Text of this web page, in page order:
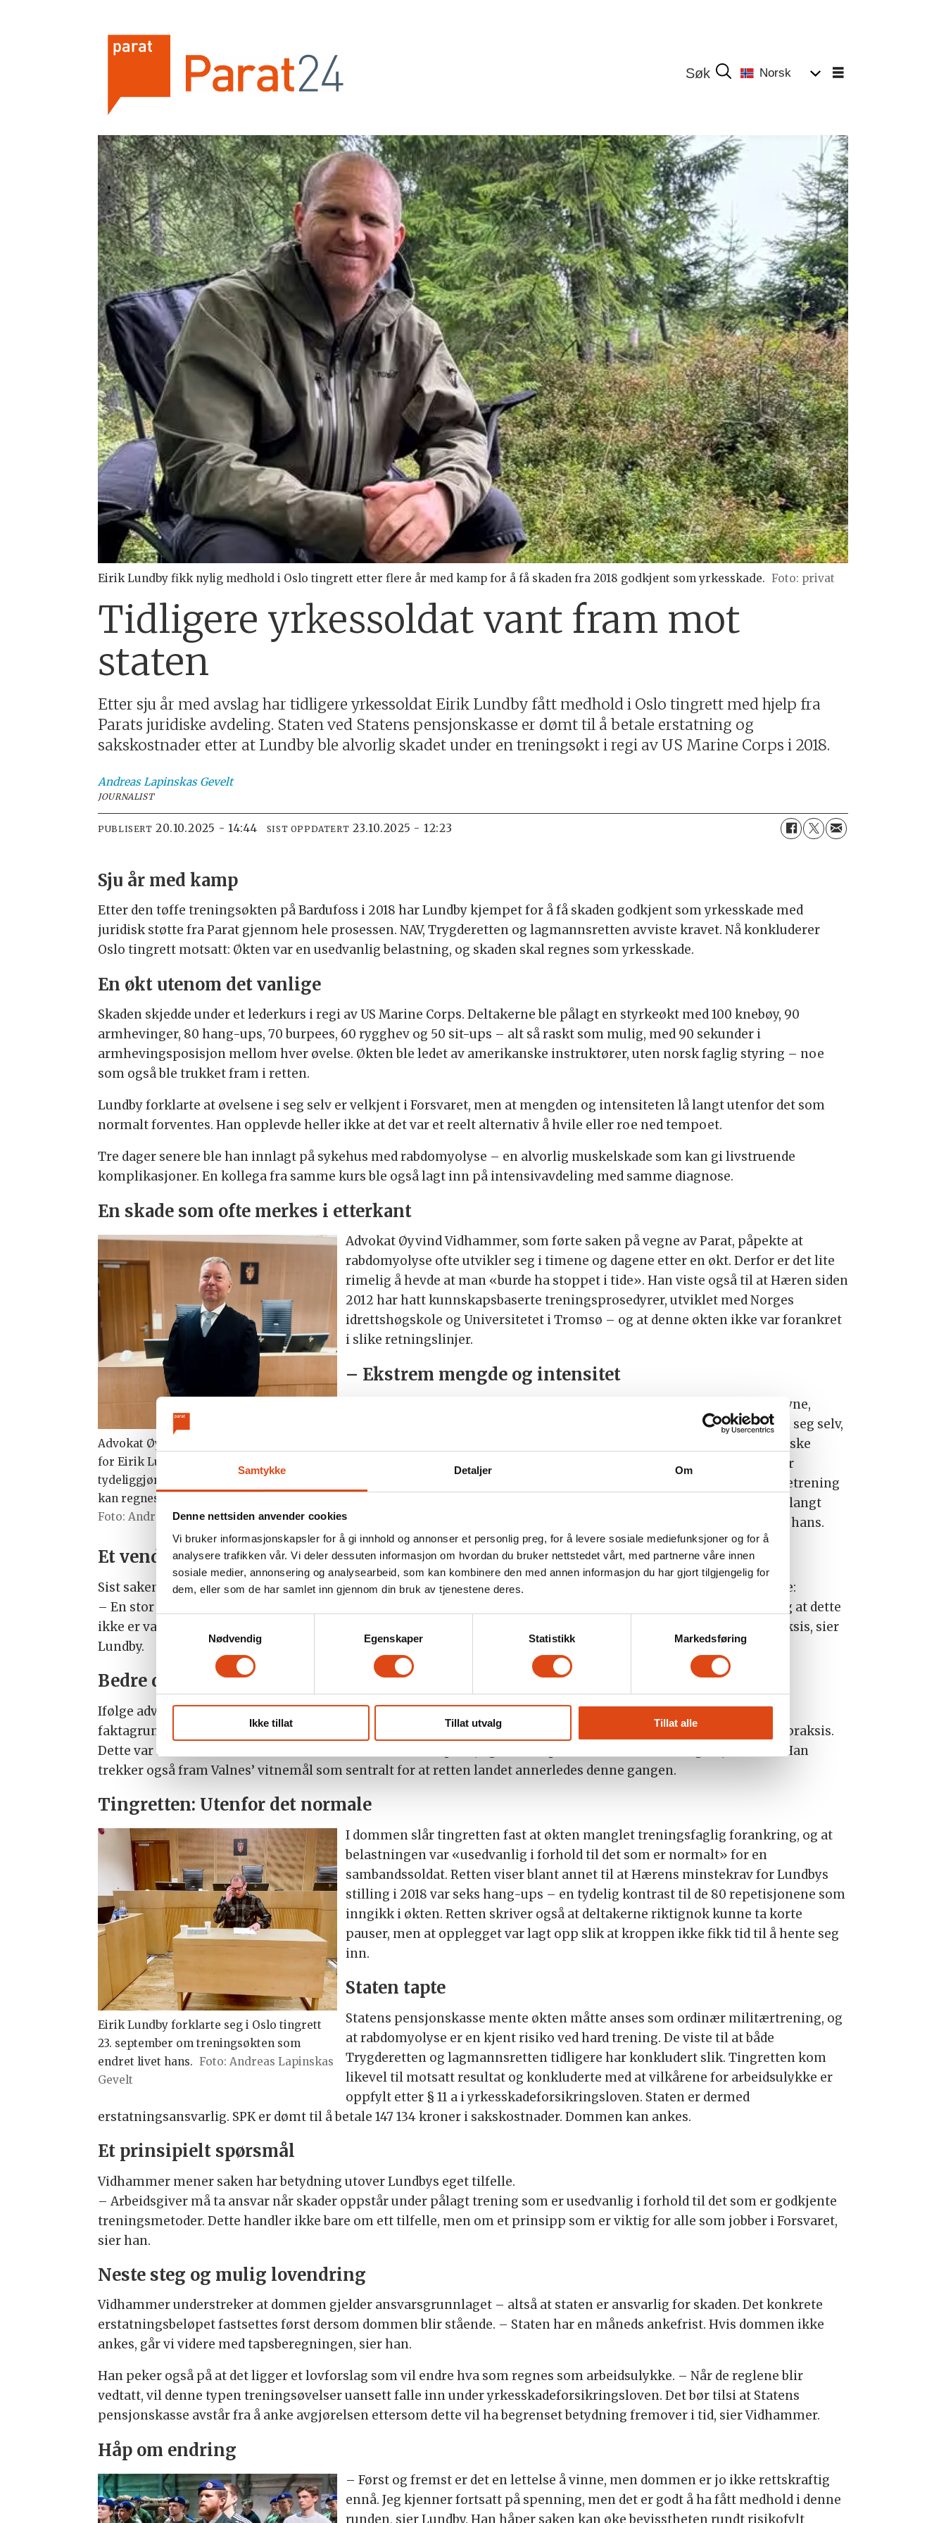
Samtykke Detaljer Om
Denne nettsiden anvender cookies
Vi bruker informasjonskapsler for å gi innhold og annonser et personlig preg, for å levere sosiale mediefunksjoner og for å
analysere trafikken vår. Vi deler dessuten informasjon om hvordan du bruker nettstedet vårt, med partnerne våre innen
sosiale medier, annonsering og analysearbeid, som kan kombinere den med annen informasjon du har gjort tilgjengelig for
dem, eller som de har samlet inn gjennom din bruk av tjenestene deres.
Nødvendig
Egenskaper Statistikk Markedsføring
Ikke tillat Tillat utvalg Tillat alle
Norsk
Eirik Lundby fikk nylig medhold i Oslo tingrett etter flere år med kamp for å få skaden fra 2018 godkjent som yrkesskade. Foto: privat
Tidligere yrkessoldat vant fram mot
staten
Etter sju år med avslag har tidligere yrkessoldat Eirik Lundby fått medhold i Oslo tingrett med hjelp fra
Parats juridiske avdeling. Staten ved Statens pensjonskasse er dømt til å betale erstatning og
sakskostnader etter at Lundby ble alvorlig skadet under en treningsøkt i regi av US Marine Corps i 2018.
Andreas Lapinskas Gevelt
JOURNALIST
PUBLISERT 20.10.2025 - 14:44 SIST OPPDATERT 23.10.2025 - 12:23
Sju år med kamp
Etter den tøffe treningsøkten på Bardufoss i 2018 har Lundby kjempet for å få skaden godkjent som yrkesskade med
juridisk støtte fra Parat gjennom hele prosessen. NAV, Trygderetten og lagmannsretten avviste kravet. Nå konkluderer
Oslo tingrett motsatt: Økten var en usedvanlig belastning, og skaden skal regnes som yrkesskade.
En økt utenom det vanlige
Skaden skjedde under et lederkurs i regi av US Marine Corps. Deltakerne ble pålagt en styrkeøkt med 100 knebøy, 90
armhevinger, 80 hang-ups, 70 burpees, 60 rygghev og 50 sit-ups – alt så raskt som mulig, med 90 sekunder i
armhevingsposisjon mellom hver øvelse. Økten ble ledet av amerikanske instruktører, uten norsk faglig styring – noe
som også ble trukket fram i retten.
Lundby forklarte at øvelsene i seg selv er velkjent i Forsvaret, men at mengden og intensiteten lå langt utenfor det som
normalt forventes. Han opplevde heller ikke at det var et reelt alternativ å hvile eller roe ned tempoet.
Tre dager senere ble han innlagt på sykehus med rabdomyolyse – en alvorlig muskelskade som kan gi livstruende
komplikasjoner. En kollega fra samme kurs ble også lagt inn på intensivavdeling med samme diagnose.
En skade som ofte merkes i etterkant
Advokat Øyvind Vidhammer førte saken
for Eirik Lundby. Han mener dommen
tydeliggjør hvor grensen går for hva som
kan regnes som «normal» militærtrening.
Foto: Andreas Lapinskas Gevelt
Advokat Øyvind Vidhammer, som førte saken på vegne av Parat, påpekte at
rabdomyolyse ofte utvikler seg i timene og dagene etter en økt. Derfor er det lite
rimelig å hevde at man «burde ha stoppet i tide». Han viste også til at Hæren siden
2012 har hatt kunnskapsbaserte treningsprosedyrer, utviklet med Norges
idrettshøgskole og Universitetet i Tromsø – og at denne økten ikke var forankret
i slike retningslinjer.
– Ekstrem mengde og intensitet
Major Thomas A. Valnes, leder for Hærens seksjon for menneskelig yteevne,
vitnet som fagperson. Han understreket at problemet ikke var øvelsene i seg selv,
men den ekstreme mengden og intensiteten – særlig de mange eksentriske
repetisjonene, der muskelen bremser bevegelsen. Slike repetisjoner øker
risikoen for muskelskade, også hos godt trente. Valnes forklarte at styrketrening
normalt kjøres med få repetisjoner og gode pauser, og at denne økten lå langt
utenfor gjeldende praksis i Forsvaret. Retten la stor vekt på forklaringen hans.
Et vendepunkt i saken
Sist saken var i retten, fikk staten medhold. Denne gangen peker Lundby på vitnemålet fra Valnes som avgjørende:
– En stor forskjell nå er at vi fikk med oss sjefen for menneskelig yteevne i Hæren, Thomas Valnes, som sa tydelig at dette
ikke er vanlig. Han forklarte både fra et faglig og militært ståsted hvorfor økten lå utenfor det som er normal praksis, sier
Lundby.
Bedre dokumentert og tydeligere faktagrunnlag
Ifølge advokat Øyvind Vidhammer ble saken denne gangen tydeligere spisset og bedre belyst, med et mer presist
faktagrunnlag enn tidligere rettsrunder. – Det kom klarere fram at treningsøkten ikke hadde forankring i norsk praksis.
Dette var ikke noe det norske Forsvaret selv ville ha akseptert, og det ble spisset bedre nå enn tidligere, sier han. Han
trekker også fram Valnes’ vitnemål som sentralt for at retten landet annerledes denne gangen.
Tingretten: Utenfor det normale
Eirik Lundby forklarte seg i Oslo tingrett
23. september om treningsøkten som
endret livet hans. Foto: Andreas Lapinskas
Gevelt
I dommen slår tingretten fast at økten manglet treningsfaglig forankring, og at
belastningen var «usedvanlig i forhold til det som er normalt» for en
sambandssoldat. Retten viser blant annet til at Hærens minstekrav for Lundbys
stilling i 2018 var seks hang-ups – en tydelig kontrast til de 80 repetisjonene som
inngikk i økten. Retten skriver også at deltakerne riktignok kunne ta korte
pauser, men at opplegget var lagt opp slik at kroppen ikke fikk tid til å hente seg
inn.
Staten tapte
Statens pensjonskasse mente økten måtte anses som ordinær militærtrening, og
at rabdomyolyse er en kjent risiko ved hard trening. De viste til at både
Trygderetten og lagmannsretten tidligere har konkludert slik. Tingretten kom
likevel til motsatt resultat og konkluderte med at vilkårene for arbeidsulykke er
oppfylt etter § 11 a i yrkesskadeforsikringsloven. Staten er dermed
erstatningsansvarlig. SPK er dømt til å betale 147 134 kroner i sakskostnader. Dommen kan ankes.
Et prinsipielt spørsmål
Vidhammer mener saken har betydning utover Lundbys eget tilfelle.
– Arbeidsgiver må ta ansvar når skader oppstår under pålagt trening som er usedvanlig i forhold til det som er godkjente
treningsmetoder. Dette handler ikke bare om ett tilfelle, men om et prinsipp som er viktig for alle som jobber i Forsvaret,
sier han.
Neste steg og mulig lovendring
Vidhammer understreker at dommen gjelder ansvarsgrunnlaget – altså at staten er ansvarlig for skaden. Det konkrete
erstatningsbeløpet fastsettes først dersom dommen blir stående. – Staten har en måneds ankefrist. Hvis dommen ikke
ankes, går vi videre med tapsberegningen, sier han.
Han peker også på at det ligger et lovforslag som vil endre hva som regnes som arbeidsulykke. – Når de reglene blir
vedtatt, vil denne typen treningsøvelser uansett falle inn under yrkesskadeforsikringsloven. Det bør tilsi at Statens
pensjonskasse avstår fra å anke avgjørelsen ettersom dette vil ha begrenset betydning fremover i tid, sier Vidhammer.
Håp om endring
– Først og fremst er det en lettelse å vinne, men dommen er jo ikke rettskraftig
ennå. Jeg kjenner fortsatt på spenning, men det er godt å ha fått medhold i denne
runden, sier Lundby. Han håper saken kan øke bevisstheten rundt risikofylt